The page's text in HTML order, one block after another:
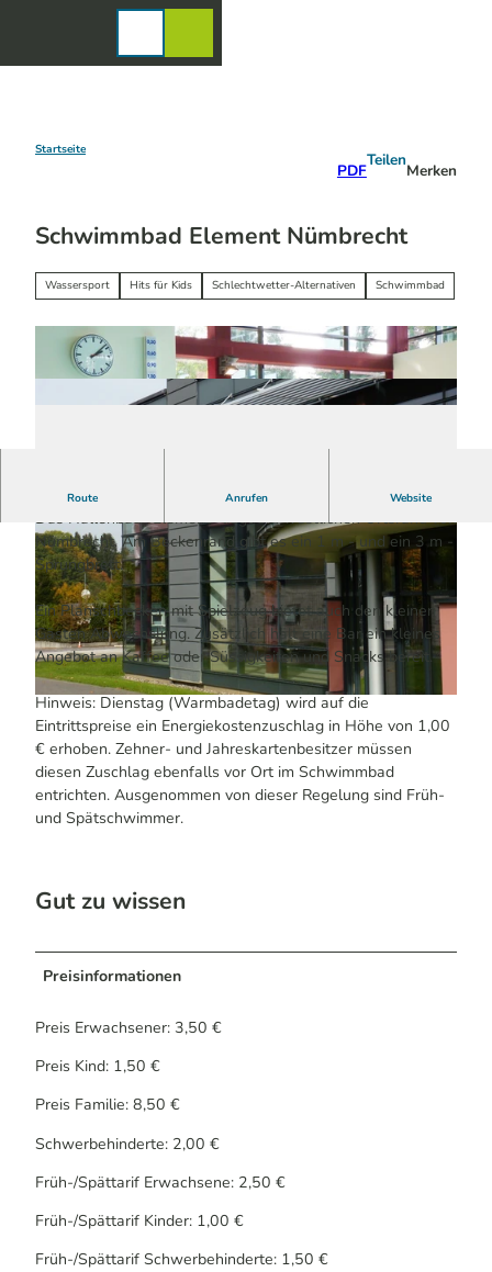
Startseite
PDF
Teilen
Merken
Schwimmbad Element Nümbrecht
Wassersport Hits für Kids Schlechtwetter-Alternativen Schwimmbad
© Kiwi Werbekonzeption | KI-optimiert
© Kiwi Werbekonzeption | KI-optimiert
Route Anrufen Website
Badespaß bei jedem Wetter
Das Hallenbad "Element" liegt am westlichen Ortsrand von
Nümbrecht. Am Beckenrand gibt es ein 1 m - und ein 3 m -
Sprungbrett.
Ein Planschbecken mit Spielzeug bietet auch den kleinen
Gästen Abwechslung. Zusätzlich hält eine Bar ein kleines
Angebot an Kaffee oder Süssigkeiten und Snacks bereit.
Hinweis: Dienstag (Warmbadetag) wird auf die
Eintrittspreise ein Energiekostenzuschlag in Höhe von 1,00
€ erhoben. Zehner- und Jahreskartenbesitzer müssen
diesen Zuschlag ebenfalls vor Ort im Schwimmbad
entrichten. Ausgenommen von dieser Regelung sind Früh-
und Spätschwimmer.
Gut zu wissen
Preisinformationen
Preis Erwachsener: 3,50 €
Preis Kind: 1,50 €
Preis Familie: 8,50 €
Schwerbehinderte: 2,00 €
Früh-/Spättarif Erwachsene: 2,50 €
Früh-/Spättarif Kinder: 1,00 €
Früh-/Spättarif Schwerbehinderte: 1,50 €